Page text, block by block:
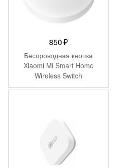
850₽
Беспроводная кнопка
Xiaomi Mi Smart Home
Wireless Switch